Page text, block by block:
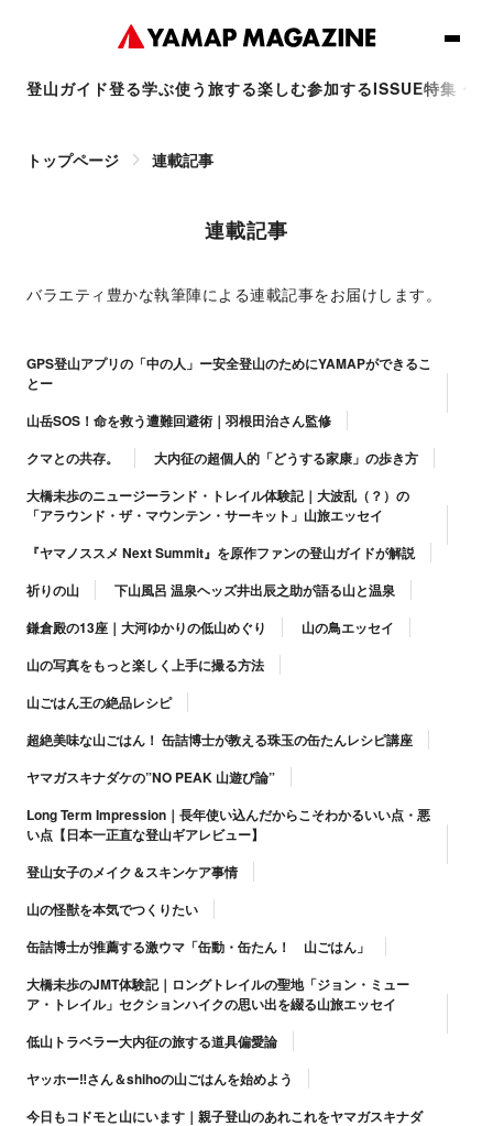
登山ガイド登る学ぶ使う 旅する楽しむ参加するISSUE特集・
トップページ 連載記事
連載記事
バラエティ豊かな執筆陣による連載記事をお届けします。
GPS登山アプリの「中の人」ー安全登山のためにYAMAPができるこ
とー
山岳SOS！命を救う遭難回避術｜羽根田治さん監修
クマとの共存。
大内征の超個人的「どうする家康」の歩き方
大橋未歩のニュージーランド・トレイル体験記｜大波乱（？）の
「アラウンド・ザ・マウンテン・サーキット」山旅エッセイ
『ヤマノススメ Next Summit』を原作ファンの登山ガイドが解説
祈りの山
下山風呂 温泉ヘッズ井出辰之助が語る山と温泉
鎌倉殿の13座｜大河ゆかりの低山めぐり
山の鳥エッセイ
山の写真をもっと楽しく上手に撮る方法
山ごはん王の絶品レシピ
超絶美味な山ごはん！ 缶詰博士が教える珠玉の缶たんレシピ講座
ヤマガスキナダケの”NO PEAK 山遊び論”
Long Term Impression｜長年使い込んだからこそわかるいい点・悪
い点【日本一正直な登山ギアレビュー】
登山女子のメイク＆スキンケア事情
山の怪獣を本気でつくりたい
缶詰博士が推薦する激ウマ「缶動・缶たん！ 山ごはん」
大橋未歩のJMT体験記｜ロングトレイルの聖地「ジョン・ミュー
ア・トレイル」セクションハイクの思い出を綴る山旅エッセイ
低山トラベラー大内征の旅する道具偏愛論
ヤッホー‼さん＆shihoの山ごはんを始めよう
今日もコドモと山にいます｜親子登山のあれこれをヤマガスキナダ